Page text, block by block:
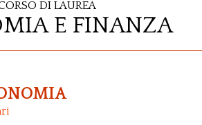
e Finanza